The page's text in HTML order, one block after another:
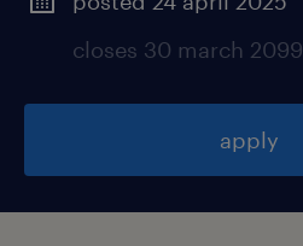
closes 30 march 2099
apply